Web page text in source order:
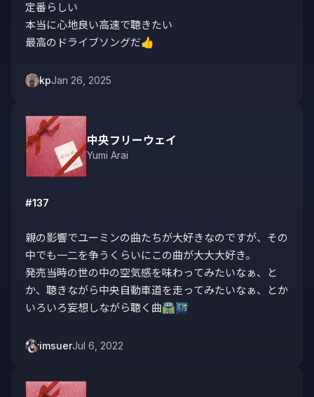
定番らしい
本当に心地良い高速で聴きたい
最高のドライブソングだ👍️
kpJan 26, 2025
中央フリーウェイ
Yumi Arai
#137
親の影響でユーミンの曲たちが大好きなのですが、その
中でも一二を争うくらいにこの曲が大大大好き。
発売当時の世の中の空気感を味わってみたいなぁ、と
か、聴きながら中央自動車道を走ってみたいなぁ、とか
いろいろ妄想しながら聴く曲🛣🌃
imsuerJul 6, 2022